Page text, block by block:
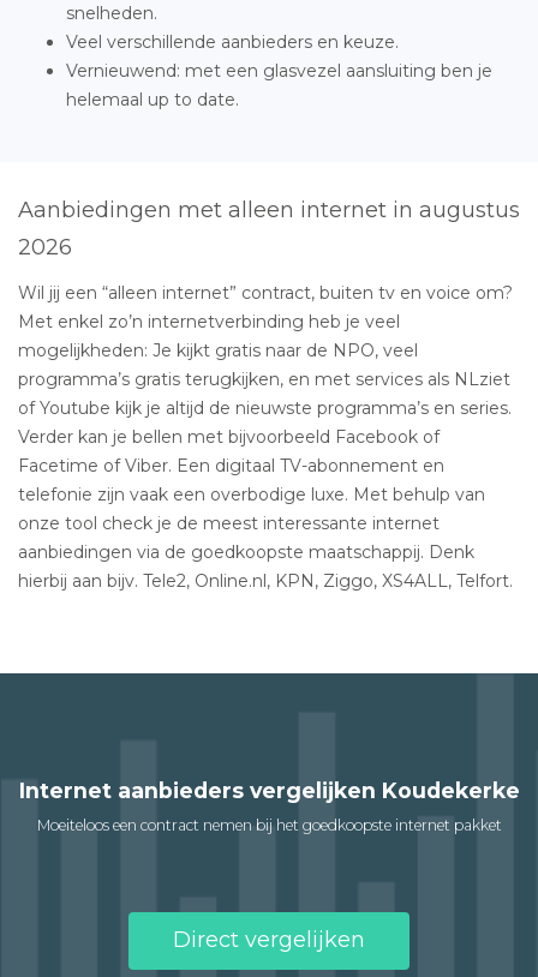
snelheden.
Veel verschillende aanbieders en keuze.
Vernieuwend: met een glasvezel aansluiting ben je
helemaal up to date.
Aanbiedingen met alleen internet in augustus
2026
Wil jij een “alleen internet” contract, buiten tv en voice om?
Met enkel zo’n internetverbinding heb je veel
mogelijkheden: Je kijkt gratis naar de NPO, veel
programma’s gratis terugkijken, en met services als NLziet
of Youtube kijk je altijd de nieuwste programma’s en series.
Verder kan je bellen met bijvoorbeeld Facebook of
Facetime of Viber. Een digitaal TV-abonnement en
telefonie zijn vaak een overbodige luxe. Met behulp van
onze tool check je de meest interessante internet
aanbiedingen via de goedkoopste maatschappij. Denk
hierbij aan bijv. Tele2, Online.nl, KPN, Ziggo, XS4ALL, Telfort.
Internet aanbieders vergelijken Koudekerke
Moeiteloos een contract nemen bij het goedkoopste internet pakket
Direct vergelijken